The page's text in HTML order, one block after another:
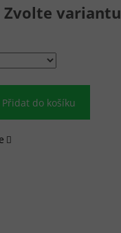
Zvolte variantu
Přidat do košíku